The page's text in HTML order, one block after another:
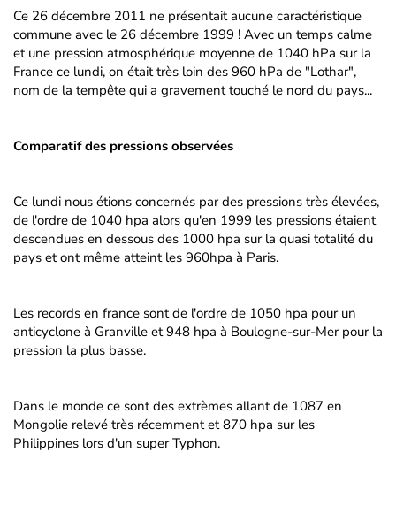
Ce 26 décembre 2011 ne présentait aucune caractéristique
commune avec le 26 décembre 1999 ! Avec un temps calme
et une pression atmosphérique moyenne de 1040 hPa sur la
France ce lundi, on était très loin des 960 hPa de "Lothar",
nom de la tempête qui a gravement touché le nord du pays...
Comparatif des pressions observées
Ce lundi nous étions concernés par des pressions très élevées,
de l'ordre de 1040 hpa alors qu'en 1999 les pressions étaient
descendues en dessous des 1000 hpa sur la quasi totalité du
pays et ont même atteint les 960hpa à Paris.
Les records en france sont de l'ordre de 1050 hpa pour un
anticyclone à Granville et 948 hpa à Boulogne-sur-Mer pour la
pression la plus basse.
Dans le monde ce sont des extrèmes allant de 1087 en
Mongolie relevé très récemment et 870 hpa sur les
Philippines lors d'un super Typhon.